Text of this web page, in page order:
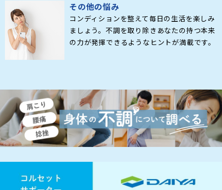
その他の悩み
コンディションを整えて毎日の生活を楽しみ
ましょう。不調を取り除きあなたの持つ本来
の力が発揮できるようなヒントが満載です。